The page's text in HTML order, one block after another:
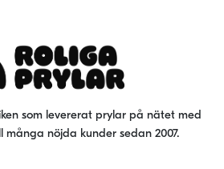
som levererat prylar på nätet med
många nöjda kunder sedan 2007.